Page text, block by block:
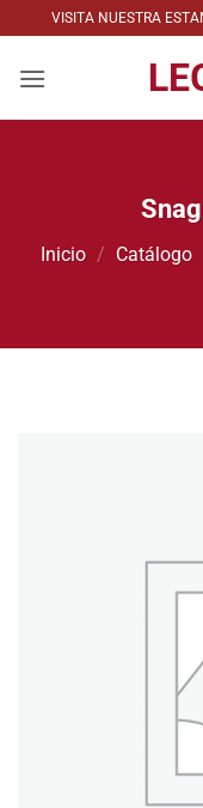
al
contenido
VISITA NUESTRA
Inicio / Catálogo